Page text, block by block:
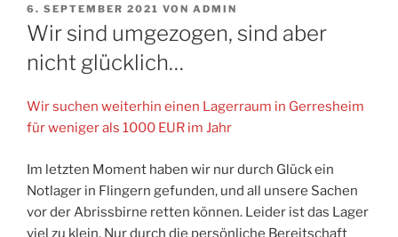
VERÖFFENTLICHT
AM
6. SEPTEMBER 2021 VON ADMIN
Wir sind umgezogen, sind aber
nicht glücklich…
Wir suchen weiterhin einen Lagerraum in Gerresheim
für weniger als 1000 EUR im Jahr
Im letzten Moment haben wir nur durch Glück ein
Notlager in Flingern gefunden, und all unsere Sachen
vor der Abrissbirne retten können. Leider ist das Lager
viel zu klein. Nur durch die persönliche Bereitschaft